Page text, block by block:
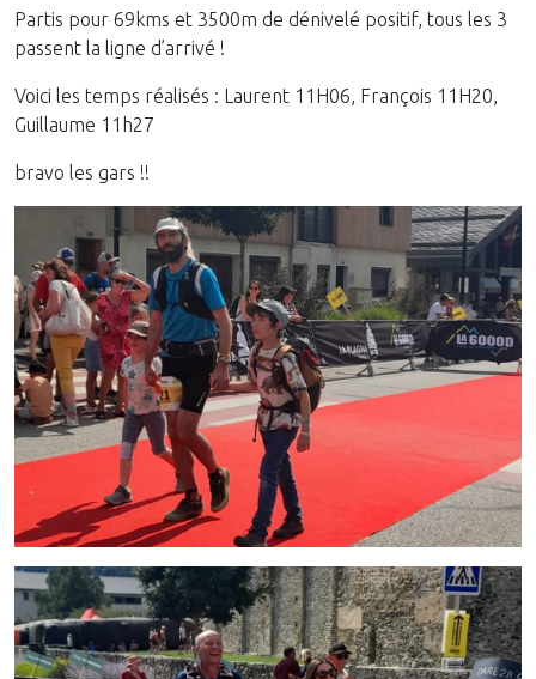
Partis pour 69kms et 3500m de dénivelé positif, tous les 3
passent la ligne d’arrivé !
Voici les temps réalisés : Laurent 11H06, François 11H20,
Guillaume 11h27
bravo les gars !!